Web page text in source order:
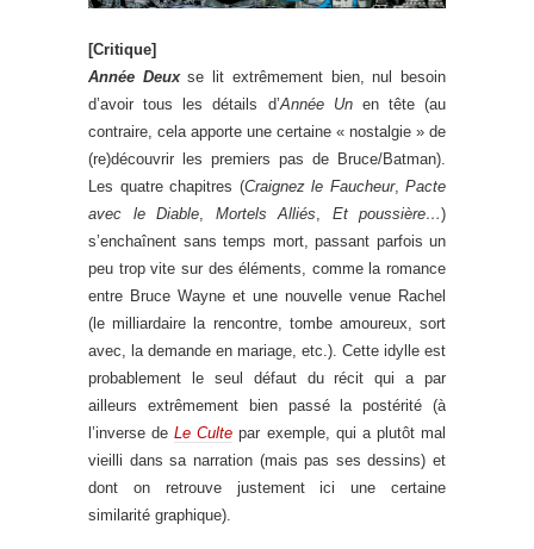
[Critique]
Année Deux se lit extrêmement bien, nul besoin
d’avoir tous les détails d’Année Unen tête (au
contraire, cela apporte une certaine « nostalgie » de
(re)découvrir les premiers pas de Bruce/Batman).
Les quatre chapitres (Craignez le Faucheur, Pacte
avec le Diable
Mortels Alliés Et poussière…)
s’enchaînent sans temps mort, passant parfois un
peu trop vite sur des éléments, comme la romance
entre Bruce Wayne et une nouvelle venue Rachel
(le milliardaire la rencontre, tombe amoureux, sort
avec, la demande en mariage, etc.). Cette idylle est
probablement le seul défaut du récit qui a par
ailleurs extrêmement bien passé la postérité (à
l’inverse deLe Culte par exemple, qui a plutôt mal
vieilli dans sa narration (mais pas ses dessins) et
dont on retrouve justement ici une certaine
similarité graphique).